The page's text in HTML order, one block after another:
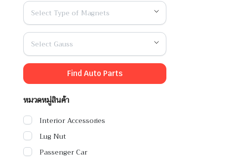
Select Type of Magnets
Select Gauss
Find Auto Parts
หมวดหมู่สินค้า
Interior Accessories
Lug Nut
Passenger Car